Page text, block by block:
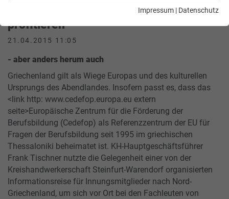
Impressum | Datenschutz
Berufsbildung kann von Europa
profitieren
21.04.2015 11:05
- aber anders herum auch
Griechenland gilt als Wiege Europas und des kulturellen
Ursprungs des Abendlandes. Insofern passt es, dass das
<link http: www.cedefop.europa.eu extern
seite>Europäische Zentrum für die Förderung der
Berufsbildung (Cedefop) als Referenzzentrum der EU für
Fragen der Berufsbildung seit 1995 im griechischen
Thessaloniki beheimatet ist. KH-Hauptgeschäftsführer
Frank Tischner nutzte die Gelegenheit einer von der
Kreishandwerkerschaft Steinfurt-Warendorf organisierten
Informationsreise für Innungsmitglieder nach Nord-
Griechenland, um sich vor Ort bei den Fachleuten von